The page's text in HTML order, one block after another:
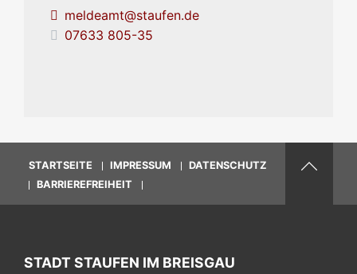
meldeamt@staufen.de
07633 805-35
STARTSEITE IMPRESSUM
DATENSCHUTZ
BARRIEREFREIHEIT
STADT STAUFEN IM BREISGAU